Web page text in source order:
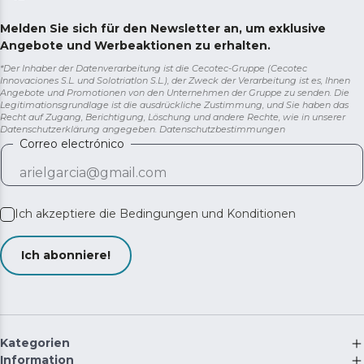
Melden Sie sich für den Newsletter an, um exklusive
Angebote und Werbeaktionen zu erhalten.
*Der Inhaber der Datenverarbeitung ist die Cecotec-Gruppe (Cecotec
Innovaciones S.L. und Solotriatlon S.L.), der Zweck der Verarbeitung ist es, Ihnen
Angebote und Promotionen von den Unternehmen der Gruppe zu senden. Die
Legitimationsgrundlage ist die ausdrückliche Zustimmung, und Sie haben das
Recht auf Zugang, Berichtigung, Löschung und andere Rechte, wie in unserer
Datenschutzerklärung angegeben. Datenschutzbestimmungen
Correo electrónico
Ich akzeptiere die Bedingungen und Konditionen
Ich abonniere!
Kategorien
Information